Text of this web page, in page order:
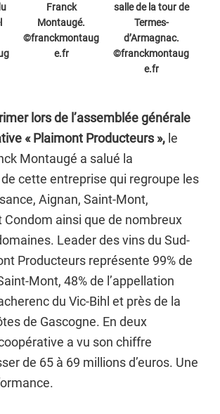
Franck
Montaugé.
©franckmontaug
e.fr
salle de la tour de
Termes-
d’Armagnac.
©franckmontaug
e.fr
lors de l’assemblée générale
« Plaimont Producteurs », le
Montaugé a salué la
cette entreprise qui regroupe les
Aignan, Saint-Mont,
Condom ainsi que de nombreux
Leader des vins du Sud-
Producteurs représente 99% de
Mont, 48% de l’appellation
du Vic-Bihl et près de la
de Gascogne. En deux
a vu son chiffre
de 65 à 69 millions d’euros. Une